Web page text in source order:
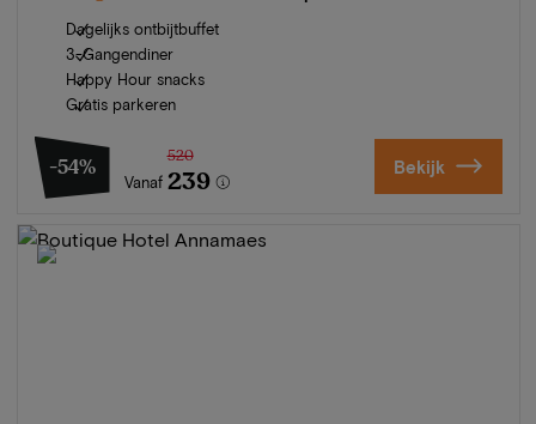
Dagelijks ontbijtbuffet
3-Gangendiner
Happy Hour snacks
Gratis parkeren
-54%
Vanaf
520
239 Bekijk